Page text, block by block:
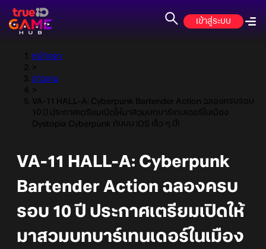
เข้าสู่ระบบ
หน้าแรก
>
ข่าวเกม
>
VA-11 HALL-A: Cyberpunk Bartender Action ฉลองครบรอบ
10 ปี ประกาศเตรียมเปิดให้มาสวมบทบาร์เทนเดอร์ในเมือง
Dystopia Cyberpunk กันบน iOS เร็ว ๆ นี้!
VA-11 HALL-A: Cyberpunk
Bartender Action ฉลองครบ
รอบ 10 ปี ประกาศเตรียมเปิดให้
มาสวมบทบาร์เทนเดอร์ในเมือง